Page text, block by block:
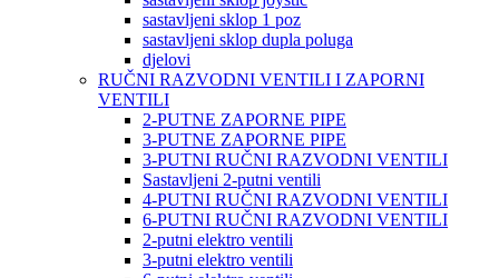
sastavljeni sklop 1 poz
sastavljeni sklop dupla poluga
djelovi
RUČNI RAZVODNI VENTILI I ZAPORNI
VENTILI
2-PUTNE ZAPORNE PIPE
3-PUTNE ZAPORNE PIPE
3-PUTNI RUČNI RAZVODNI VENTILI
Sastavljeni 2-putni ventili
4-PUTNI RUČNI RAZVODNI VENTILI
6-PUTNI RUČNI RAZVODNI VENTILI
2-putni elektro ventili
3-putni elektro ventili